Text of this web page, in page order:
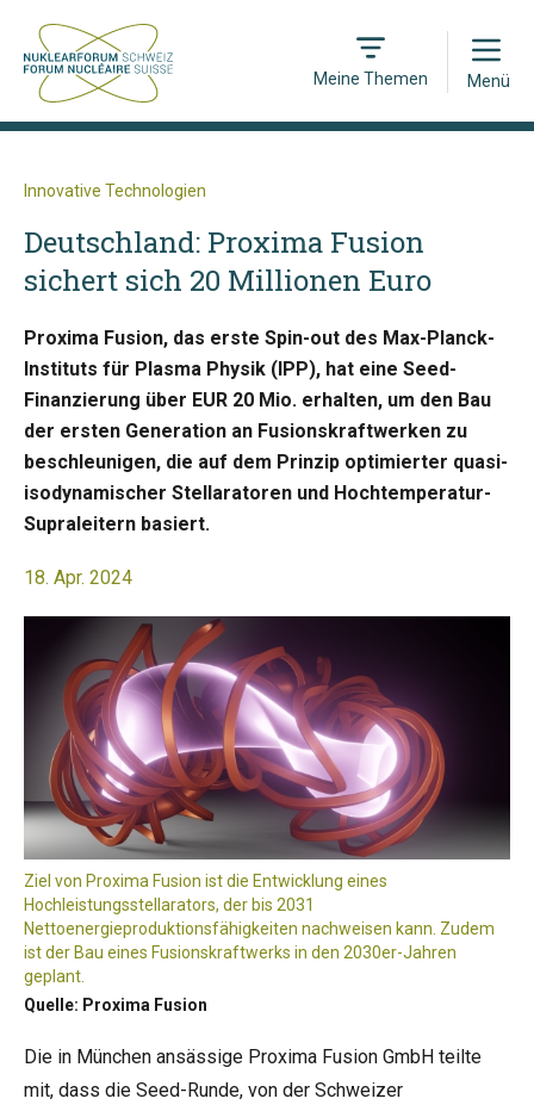
Meine Themen
Open
Menü
Innovative Technologien
Deutschland: Proxima Fusion
sichert sich 20 Millionen Euro
Proxima Fusion, das erste Spin-out des Max-Planck-
Instituts für Plasma Physik (IPP), hat eine Seed-
Finanzierung über EUR 20 Mio. erhalten, um den Bau
der ersten Generation an Fusionskraftwerken zu
beschleunigen, die auf dem Prinzip optimierter quasi-
isodynamischer Stellaratoren und Hochtemperatur-
Supraleitern basiert.
18. Apr. 2024
Ziel von Proxima Fusion ist die Entwicklung eines
Hochleistungsstellarators, der bis 2031
Nettoenergieproduktionsfähigkeiten nachweisen kann. Zudem
ist der Bau eines Fusionskraftwerks in den 2030er-Jahren
geplant.
Quelle: Proxima Fusion
Die in München ansässige Proxima Fusion GmbH teilte
mit, dass die Seed-Runde, von der Schweizer